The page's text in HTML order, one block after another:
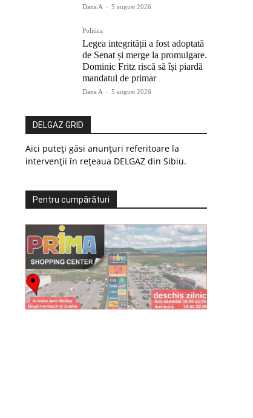
Dana A - 5 august 2026
Politica
Legea integrității a fost adoptată
de Senat și merge la promulgare.
Dominic Fritz riscă să își piardă
mandatul de primar
Dana A - 5 august 2026
DELGAZ GRID
Aici puteți găsi anunțuri referitoare la
intervenții în rețeaua DELGAZ din Sibiu.
Pentru cumpărături